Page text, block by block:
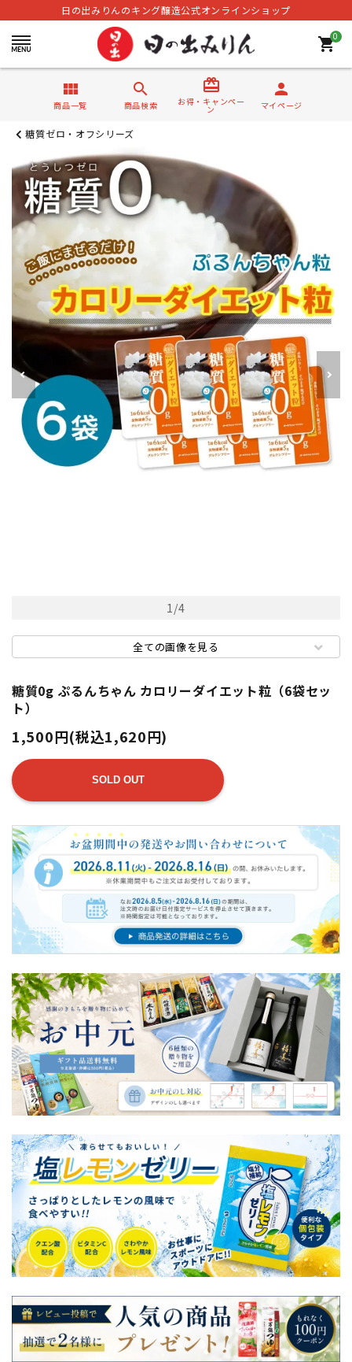
日の出みりんのキング醸造公式オンラインショップ
0
shopping_cart
view_module
商品一覧
search
商品検索
card_giftcard
お得・キャンペー
ン
person
マイページ
糖質ゼロ・オフシリーズ
1/4
全ての画像を見る
糖質0g ぷるんちゃん カロリーダイエット粒（6袋セッ
ト）
1,500円(税込1,620円)
SOLD OUT